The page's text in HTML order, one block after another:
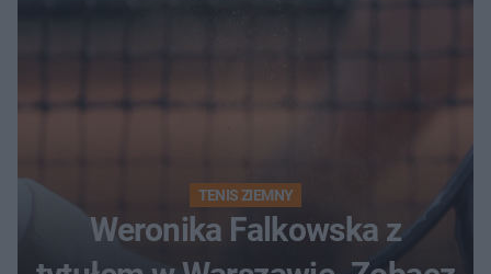
TENIS ZIEMNY
Weronika Falkowska z